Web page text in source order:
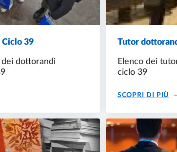
Ciclo 39
dottorandi
DOTTORANDI CICLO 39
Tutor
Elenco dei
ciclo 39
SCOPRI DI PIÙ